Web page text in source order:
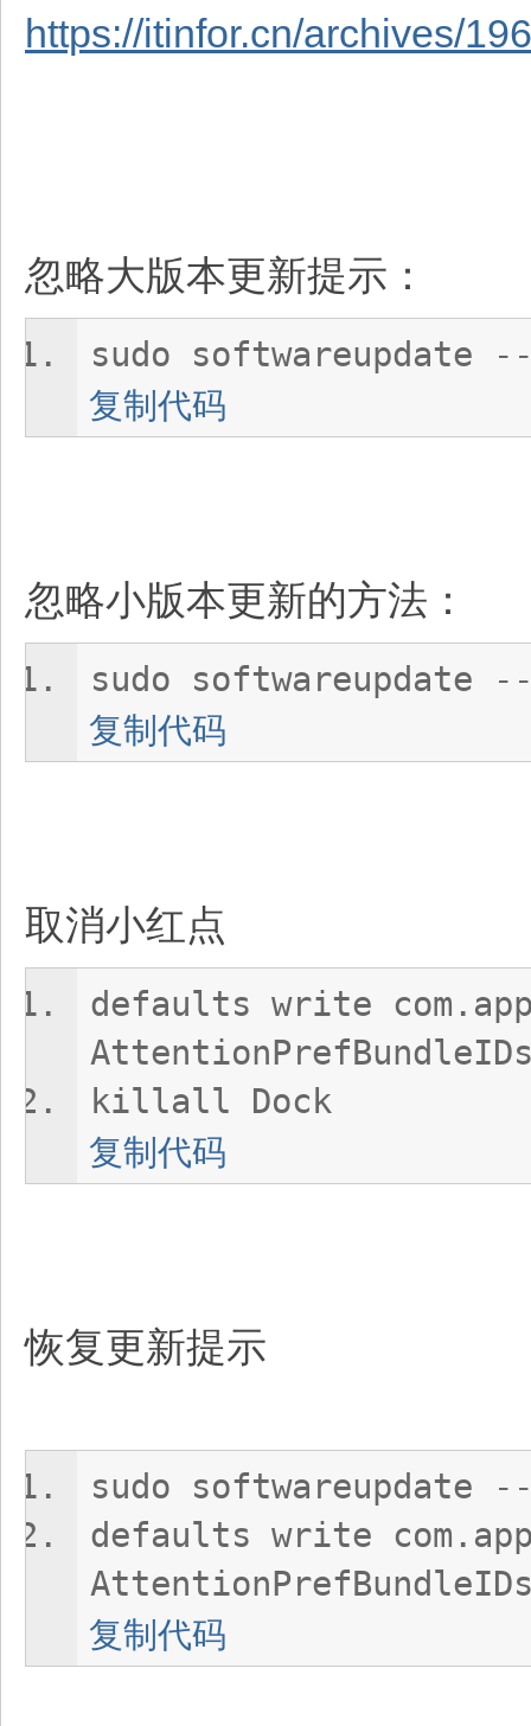
https://itinfor.cn/archives/
忽略大版本更新提示：
sudo softwareupdate
复制代码
忽略小版本更新的方法：
sudo softwareupdate
复制代码
取消小红点
defaults write
killall Dock
复制代码
恢复更新提示
sudo softwareupdate
defaults write
复制代码